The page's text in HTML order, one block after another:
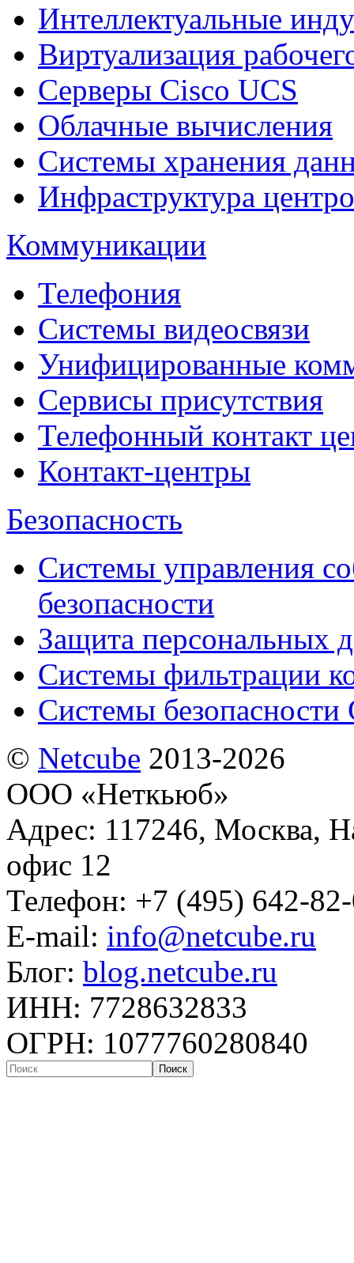
Интеллектуальные
Виртуализация
Cерверы Cisco UCS
Облачные вычисления
Системы хранения
Инфраструктура
Коммуникации
Телефония
Системы видеосвязи
Унифицированные
Сервисы присутствия
Телефонный контакт
Контакт-центры
Безопасность
Системы управления
безопасности
Защита персональных
Системы фильтрации
Системы безопасности
© Netсube 2013-2026
ООО «Неткьюб»
Адрес: 117246, Москва,
офис 12
Телефон: +7 (495) 642-
E-mail: info@netcube.ru
Блог: blog.netcube.ru
ИНН: 7728632833
ОГРН: 1077760280840